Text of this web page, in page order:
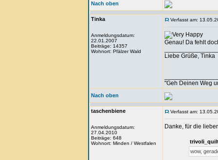
Nach oben
Tinka
Anmeldungsdatum:
22.01.2007
Beiträge: 14357
Wohnort: Pfälzer Wald
Verfasst am:
Genau! Da fehlt
Liebe Grüße, Tinka
"Geh Deinen Weg
Nach oben
taschenbiene
Anmeldungsdatum:
27.04.2010
Beiträge: 648
Wohnort: Minden / Westfalen
Verfasst am:
Danke, für die
wow,